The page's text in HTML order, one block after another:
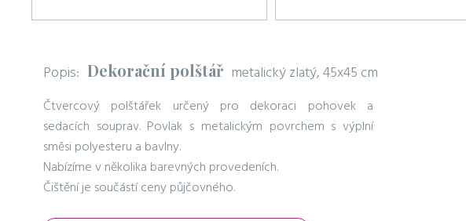
Popis: Dekorační polštář metalický zlatý, 45x45 cm
Čtvercový polštářek určený pro dekoraci pohovek a
sedacích souprav. Povlak s metalickým povrchem s výplní
směsi polyesteru a bavlny.
Nabízíme v několika barevných provedeních.
Čištění je součástí ceny půjčovného.